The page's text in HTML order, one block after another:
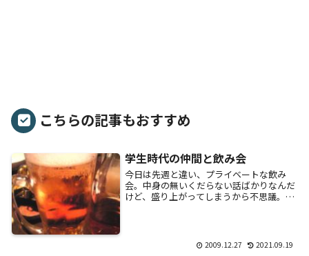
こちらの記事もおすすめ
学生時代の仲間と飲み会
今日は先週と違い、プライベートな飲み
会。中身の無いくだらない話ばかりなんだ
けど、盛り上がってしまうから不思議。最
2009.12.27 2021.09.19